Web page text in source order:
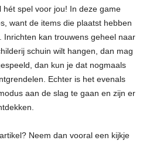
hét spel voor jou! In deze game
want de items die plaatst hebben
Inrichten kan trouwens geheel naar
schuin wilt hangen, dan mag
dan kun je dat nogmaals
Echter is het evenals
aan de slag te gaan en zijn er
Neem dan vooral een kijkje